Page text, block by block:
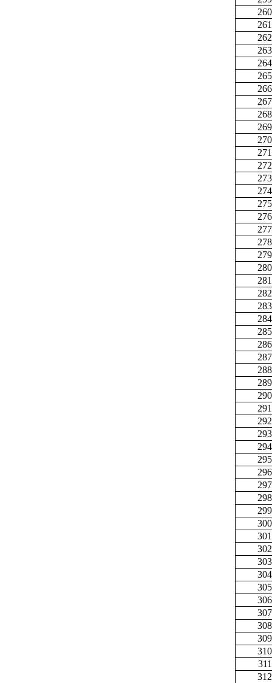
260
261
262
263
264
265
266
267
268
269
270
271
272
273
274
275
276
277
278
279
280
281
282
283
284
285
286
287
288
289
290
291
292
293
294
295
296
297
298
299
300
301
302
303
304
305
306
307
308
309
310
311
312